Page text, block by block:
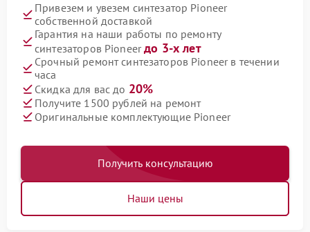
Привезем и увезем синтезатор Pioneer
собственной доставкой
Гарантия на наши работы по ремонту
синтезаторов Pioneerдо 3-х лет
Срочный ремонт синтезаторов Pioneer в течении
часа
Скидка для вас до 20%
Получите 1500 рублей на ремонт
Оригинальные комплектующие Pioneer
Получить консультацию
Наши цены